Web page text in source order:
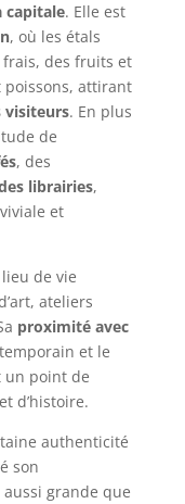
capitale. Elle est
, où les étals
des fruits et
poissons, attirant
visiteurs. En plus
de
, des
librairies,
et
de vie
ateliers
proximité avec
et le
un point de
d’histoire.
authenticité
son
grande que